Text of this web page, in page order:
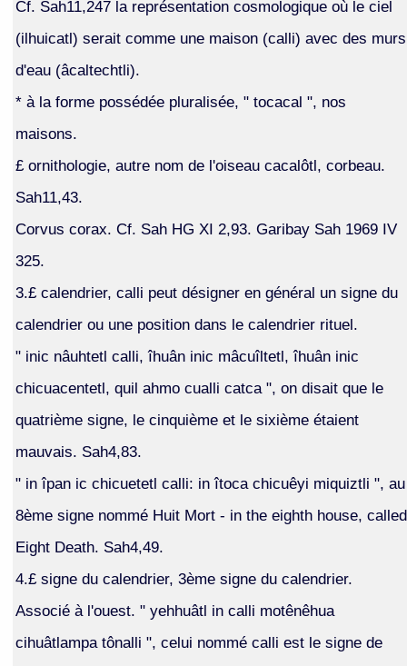
Cf. Sah11,247 la représentation cosmologique où le ciel
(ilhuicatl) serait comme une maison (calli) avec des murs
d'eau (âcaltechtli).
* à la forme possédée pluralisée, " tocacal ", nos
maisons.
£ ornithologie, autre nom de l'oiseau cacalôtl, corbeau.
Sah11,43.
Corvus corax. Cf. Sah HG XI 2,93. Garibay Sah 1969 IV
325.
3.£ calendrier, calli peut désigner en général un signe du
calendrier ou une position dans le calendrier rituel.
" inic nâuhtetl calli, îhuân inic mâcuîltetl, îhuân inic
chicuacentetl, quil ahmo cualli catca ", on disait que le
quatrième signe, le cinquième et le sixième étaient
mauvais. Sah4,83.
" in îpan ic chicuetetl calli: in îtoca chicuêyi miquiztli ", au
8ème signe nommé Huit Mort - in the eighth house, called
Eight Death. Sah4,49.
4.£ signe du calendrier, 3ème signe du calendrier.
Associé à l'ouest. " yehhuâtl in calli motênêhua
cihuâtlampa tônalli ", celui nommé calli est le signe de